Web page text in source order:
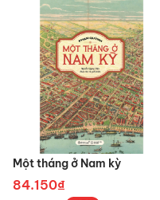
Một tháng ở Nam kỳ
84.150₫